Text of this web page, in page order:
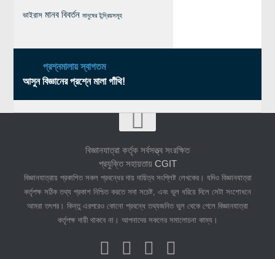
ভাইরাস মানব বিবর্তন মানুষের ইন্দ্রিয়সমূহ
প্রশ্নমালায় স্বাগতম
আসুন বিজ্ঞানের প্রশ্নে মালা গাঁথি!
বিজ্ঞানযাত্রা কর্তৃক সর্বসত্ত্ব সংরক্ষিত
প্রযুক্তি সহায়তায় CGIT
বিজ্ঞানযাত্রায় প্রকাশিত সকল প্রবন্ধের দায় দায়িত্ব সংশ্লিষ্ট লেখকের। যদিও বিজ্ঞানযাত্রা
কর্তৃপক্ষ সঠিক তথ্য প্রকাশ নিশ্চিত করতে সদা সচেষ্ট, এবং ভুল ধরিয়ে দিলে সেটা সংশোধনে
আমরা তৎপর। কিন্তু এরপরেও কোনো প্রবন্ধে তথ্যজনিত ভুল থেকে গেলে বিজ্ঞানযাত্রা
কর্তৃপক্ষ দায়ী থাকবে না। আপনাদের সকলের সমালোচনা কাম্য।